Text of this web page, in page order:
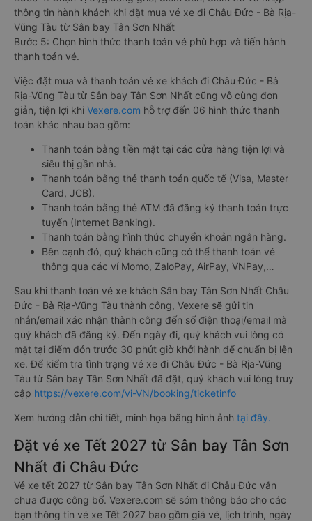
thông tin hành khách khi đặt mua vé xe đi Châu Đức - Bà Rịa-
Vũng Tàu từ Sân bay Tân Sơn Nhất
Bước 5: Chọn hình thức thanh toán vé phù hợp và tiến hành
thanh toán vé.
Việc đặt mua và thanh toán vé xe khách đi Châu Đức - Bà
Rịa-Vũng Tàu từ Sân bay Tân Sơn Nhất cũng vô cùng đơn
giản, tiện lợi khi Vexere.com hỗ trợ đến 06 hình thức thanh
toán khác nhau bao gồm:
Thanh toán bằng tiền mặt tại các cửa hàng tiện lợi và
siêu thị gần nhà.
Thanh toán bằng thẻ thanh toán quốc tế (Visa, Master
Card, JCB).
Thanh toán bằng thẻ ATM đã đăng ký thanh toán trực
tuyến (Internet Banking).
Thanh toán bằng hình thức chuyển khoản ngân hàng.
Bên cạnh đó, quý khách cũng có thể thanh toán vé
thông qua các ví Momo, ZaloPay, AirPay, VNPay,…
Sau khi thanh toán vé xe khách Sân bay Tân Sơn Nhất Châu
Đức - Bà Rịa-Vũng Tàu thành công, Vexere sẽ gửi tin
nhắn/email xác nhận thành công đến số điện thoại/email mà
quý khách đã đăng ký. Đến ngày đi, quý khách vui lòng có
mặt tại điểm đón trước 30 phút giờ khởi hành để chuẩn bị lên
xe. Để kiểm tra tình trạng vé xe đi Châu Đức - Bà Rịa-Vũng
Tàu từ Sân bay Tân Sơn Nhất đã đặt, quý khách vui lòng truy
cập https://vexere.com/vi-VN/booking/ticketinfo
Xem hướng dẫn chi tiết, minh họa bằng hình ảnh tại đây.
Đặt vé xe Tết 2027 từ Sân bay Tân Sơn
Nhất đi Châu Đức
Vé xe tết 2027 từ Sân bay Tân Sơn Nhất đi Châu Đức vẫn
chưa được công bố. Vexere.com sẽ sớm thông báo cho các
bạn thông tin vé xe Tết 2027 bao gồm giá vé, lịch trình, ngày